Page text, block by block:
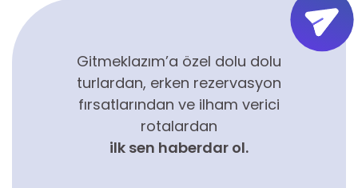
Gitmeklazım’a özel dolu dolu
turlardan, erken rezervasyon
fırsatlarından ve ilham verici
rotalardan
ilk sen haberdar ol.